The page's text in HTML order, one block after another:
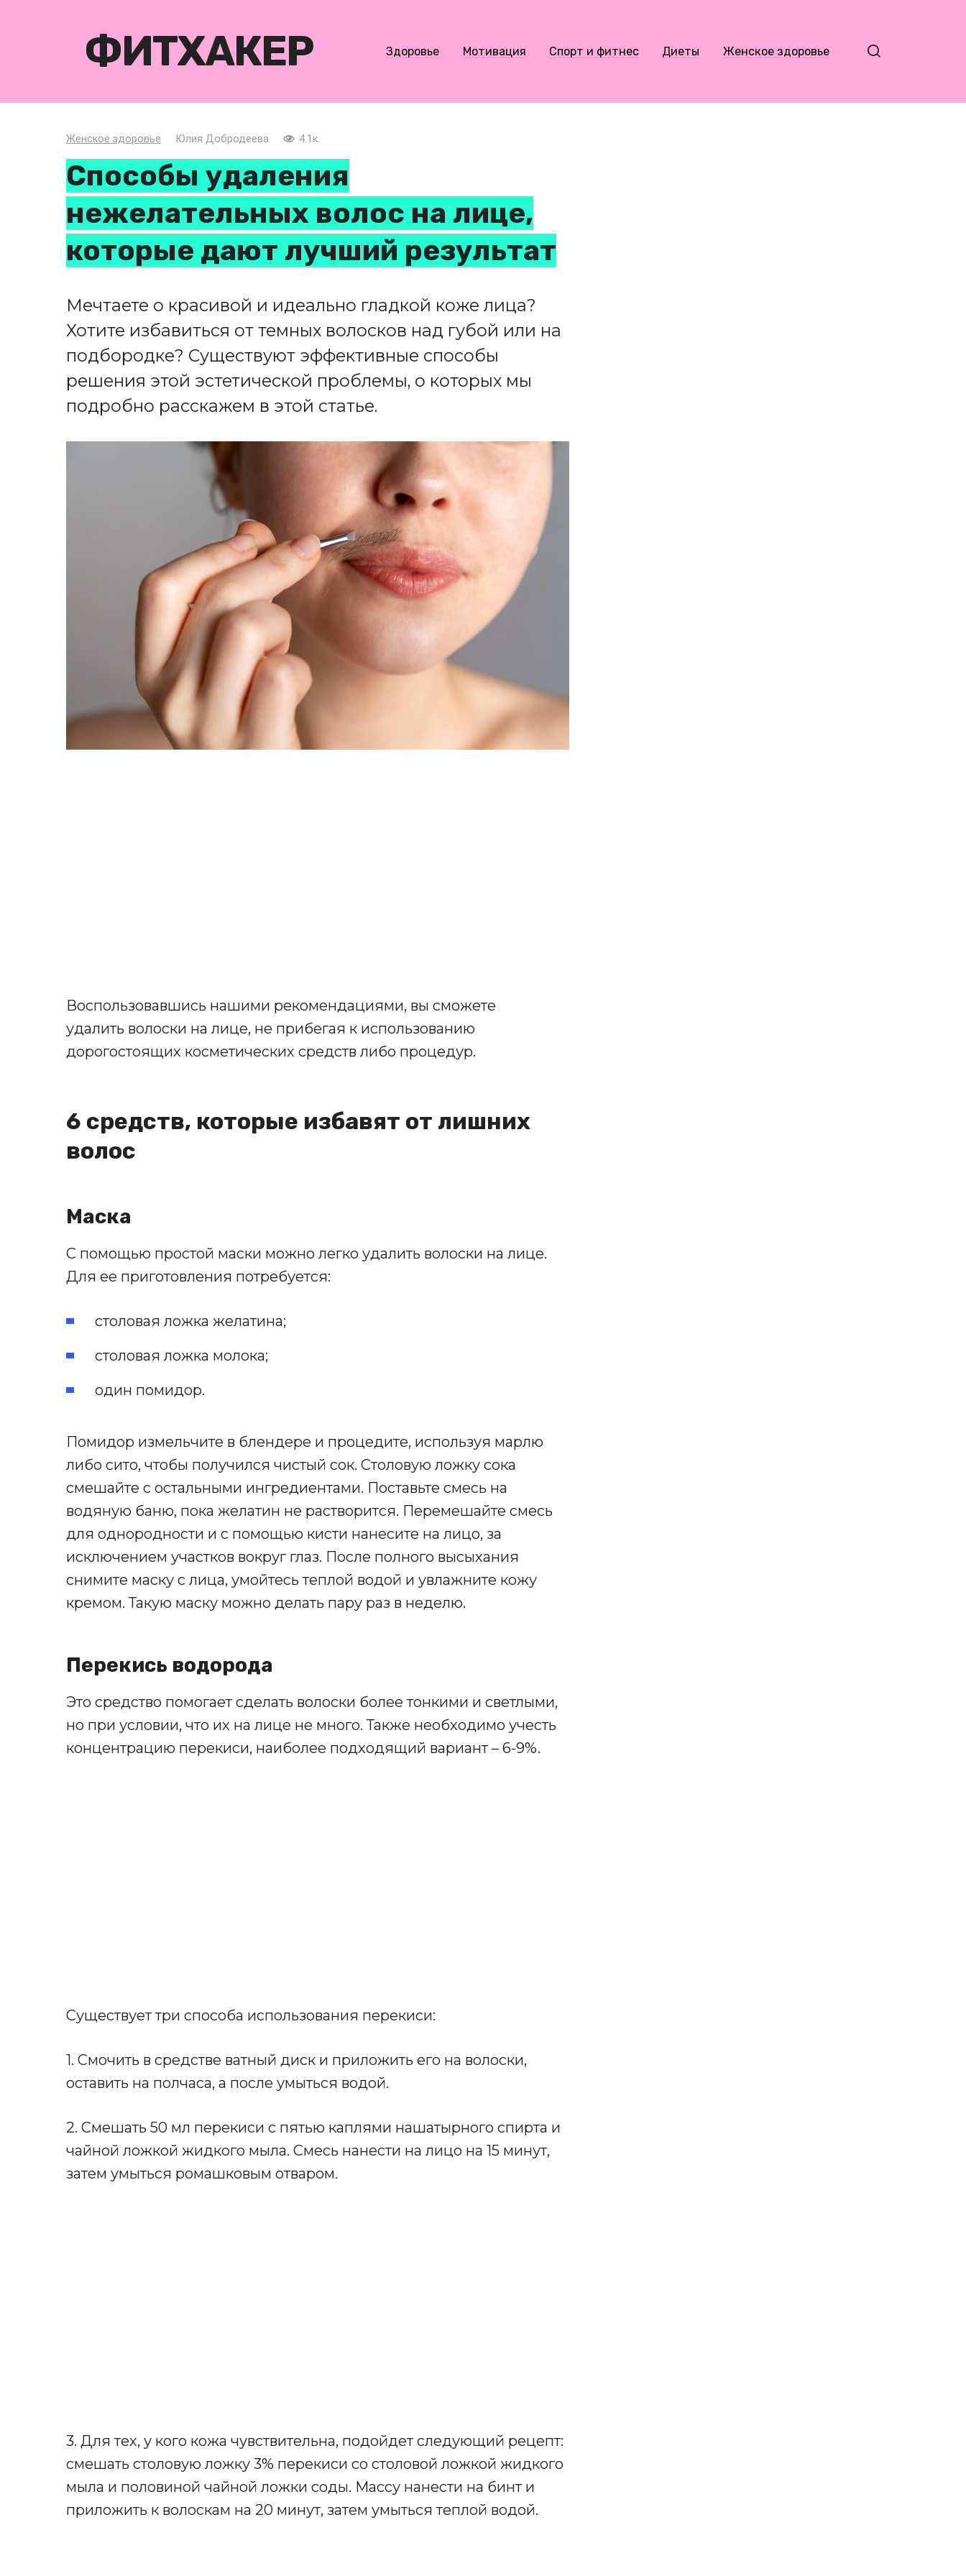
ФИТХАКЕР Здоровье Мотивация Спорт и фитнес Диеты Женское здоровье
Женское здоровье Юлия Добродеева 4.1к.
Способы удаления
нежелательных волос на лице,
которые дают лучший результат
Мечтаете о красивой и идеально гладкой коже лица?
Хотите избавиться от темных волосков над губой или на
подбородке? Существуют эффективные способы
решения этой эстетической проблемы, о которых мы
подробно расскажем в этой статье.
Воспользовавшись нашими рекомендациями, вы сможете
удалить волоски на лице, не прибегая к использованию
дорогостоящих косметических средств либо процедур.
6 средств, которые избавят от лишних
волос
Маска
С помощью простой маски можно легко удалить волоски на лице.
Для ее приготовления потребуется:
столовая ложка желатина;
столовая ложка молока;
один помидор.
Помидор измельчите в блендере и процедите, используя марлю
либо сито, чтобы получился чистый сок. Столовую ложку сока
смешайте с остальными ингредиентами. Поставьте смесь на
водяную баню, пока желатин не растворится. Перемешайте смесь
для однородности и с помощью кисти нанесите на лицо, за
исключением участков вокруг глаз. После полного высыхания
снимите маску с лица, умойтесь теплой водой и увлажните кожу
кремом. Такую маску можно делать пару раз в неделю.
Перекись водорода
Это средство помогает сделать волоски более тонкими и светлыми,
но при условии, что их на лице не много. Также необходимо учесть
концентрацию перекиси, наиболее подходящий вариант – 6-9%.
Существует три способа использования перекиси:
1. Смочить в средстве ватный диск и приложить его на волоски,
оставить на полчаса, а после умыться водой.
2. Смешать 50 мл перекиси с пятью каплями нашатырного спирта и
чайной ложкой жидкого мыла. Смесь нанести на лицо на 15 минут,
затем умыться ромашковым отваром.
3. Для тех, у кого кожа чувствительна, подойдет следующий рецепт:
смешать столовую ложку 3% перекиси со столовой ложкой жидкого
мыла и половиной чайной ложки соды. Массу нанести на бинт и
приложить к волоскам на 20 минут, затем умыться теплой водой.